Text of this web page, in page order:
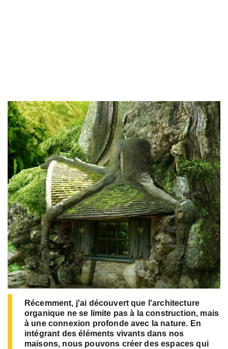
Récemment, j'ai découvert que l'architecture
organique ne se limite pas à la construction, mais
à une connexion profonde avec la nature. En
intégrant des éléments vivants dans nos
maisons, nous pouvons créer des espaces qui